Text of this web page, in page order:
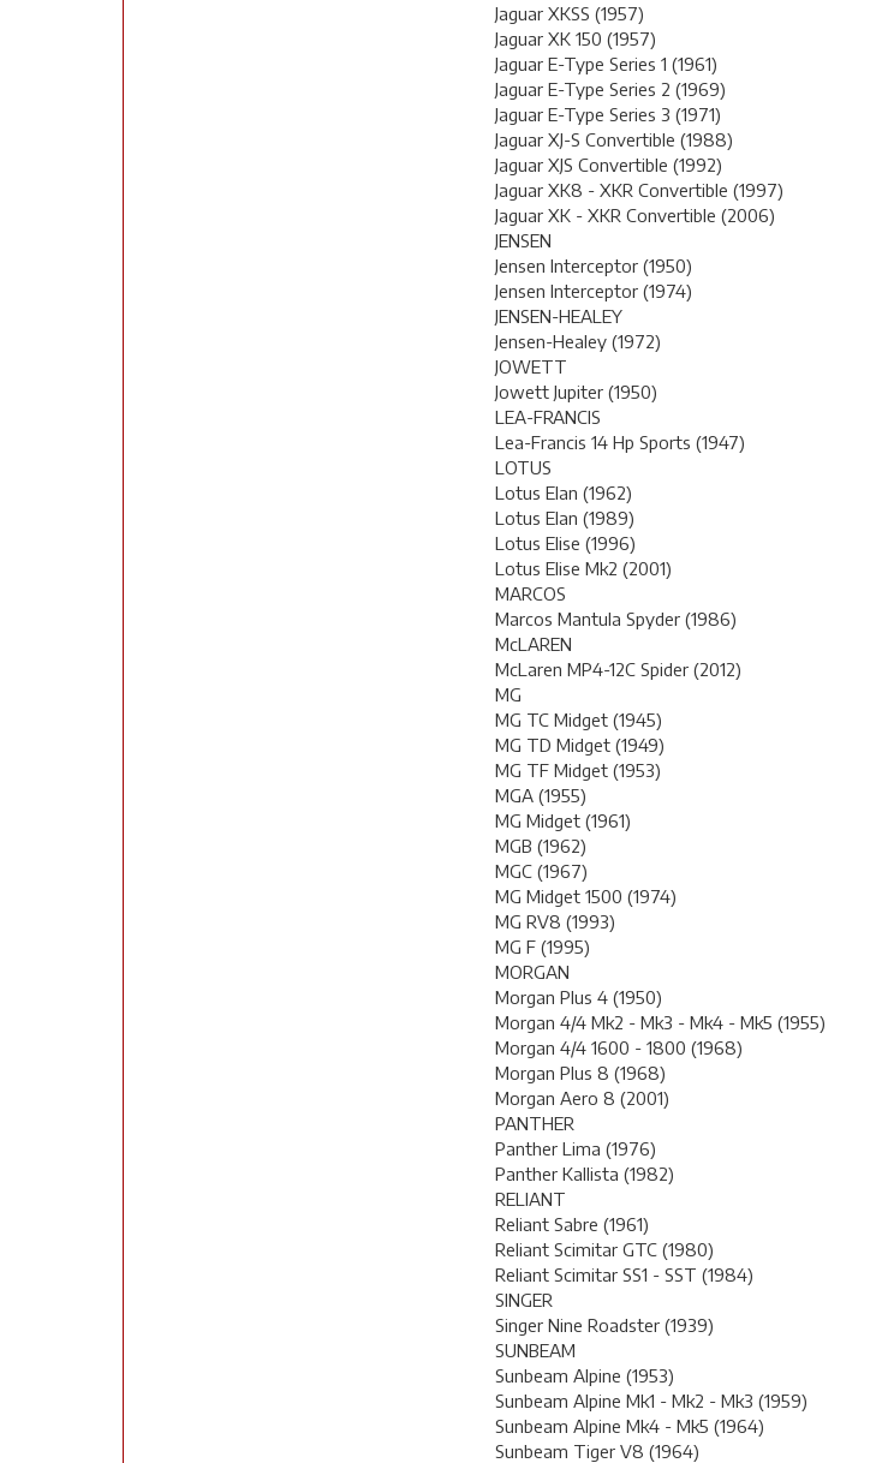
Jaguar XKSS (1957)
Jaguar XK 150 (1957)
Jaguar E-Type Series 1 (1961)
Jaguar E-Type Series 2 (1969)
Jaguar E-Type Series 3 (1971)
Jaguar XJ-S Convertible (1988)
Jaguar XJS Convertible (1992)
Jaguar XK8 - XKR Convertible (1997)
Jaguar XK - XKR Convertible (2006)
JENSEN
Jensen Interceptor (1950)
Jensen Interceptor (1974)
JENSEN-HEALEY
Jensen-Healey (1972)
JOWETT
Jowett Jupiter (1950)
LEA-FRANCIS
Lea-Francis 14 Hp Sports (1947)
LOTUS
Lotus Elan (1962)
Lotus Elan (1989)
Lotus Elise (1996)
Lotus Elise Mk2 (2001)
MARCOS
Marcos Mantula Spyder (1986)
McLAREN
McLaren MP4-12C Spider (2012)
MG
MG TC Midget (1945)
MG TD Midget (1949)
MG TF Midget (1953)
MGA (1955)
MG Midget (1961)
MGB (1962)
MGC (1967)
MG Midget 1500 (1974)
MG RV8 (1993)
MG F (1995)
MORGAN
Morgan Plus 4 (1950)
Morgan 4/4 Mk2 - Mk3 - Mk4 - Mk5 (1955)
Morgan 4/4 1600 - 1800 (1968)
Morgan Plus 8 (1968)
Morgan Aero 8 (2001)
PANTHER
Panther Lima (1976)
Panther Kallista (1982)
RELIANT
Reliant Sabre (1961)
Reliant Scimitar GTC (1980)
Reliant Scimitar SS1 - SST (1984)
SINGER
Singer Nine Roadster (1939)
SUNBEAM
Sunbeam Alpine (1953)
Sunbeam Alpine Mk1 - Mk2 - Mk3 (1959)
Sunbeam Alpine Mk4 - Mk5 (1964)
Sunbeam Tiger V8 (1964)